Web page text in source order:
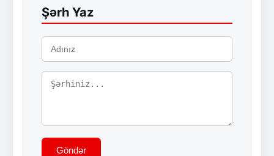
Şərh Yaz
Göndər